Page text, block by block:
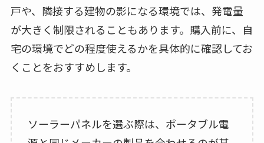
戸や、隣接する建物の影になる環境では、発電量
が大きく制限されることもあります。購入前に、自
宅の環境でどの程度使えるかを具体的に確認してお
くことをおすすめします。
ソーラーパネルを選ぶ際は、ポータブル電